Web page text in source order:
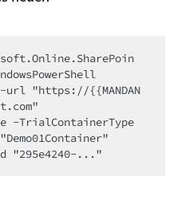
-url "https://{{MANDAN
-TrialContainerType